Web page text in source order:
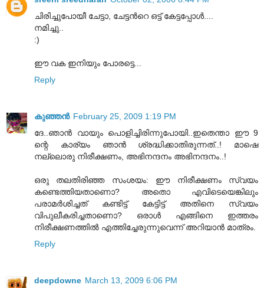
ചിരിച്ചുപോയീ ചേട്ടാ, ചേട്ടന്‍റെ ഒട്ട് കേട്ടപ്പോള്‍....
നമിച്ചു..
:)
ഈ വക ഇനിയും പോരട്ടെ...
Reply
കുഞ്ഞന്‍ February 25, 2009 1:19 PM
ദേ..ഞാന്‍ വായും പൊളിച്ചിരിന്നുപോയി..ഇതെന്താ ഈ 9
ന്റെ കാര്യം ഞാന്‍ ശ്രദ്ധിക്കാതിരുന്നത്..! മാഷെ
നല്ലൊരു നിരീക്ഷണം, അഭിനന്ദനം അഭിനന്ദനം..!
ഒരു തലതിരിഞ്ഞ സംശയം: ഈ നിരീക്ഷണം സ്വയം
കണ്ടെത്തിയതാണൊ? അതൊ എവിടെയെങ്കിലും
പരാമര്‍ശിച്ചത് കണ്ടിട്ട് കേട്ടിട്ട് അതിനെ സ്വയം
വിപുലീകരിച്ചതാണൊ? ഒരാള്‍ എങ്ങിനെ ഇത്തരം
നിരീക്ഷണത്തില്‍ എത്തിച്ചേരുന്നുവെന്ന് അറിയാന്‍ മാത്രം.
Reply
deepdowne March 13, 2009 6:06 PM